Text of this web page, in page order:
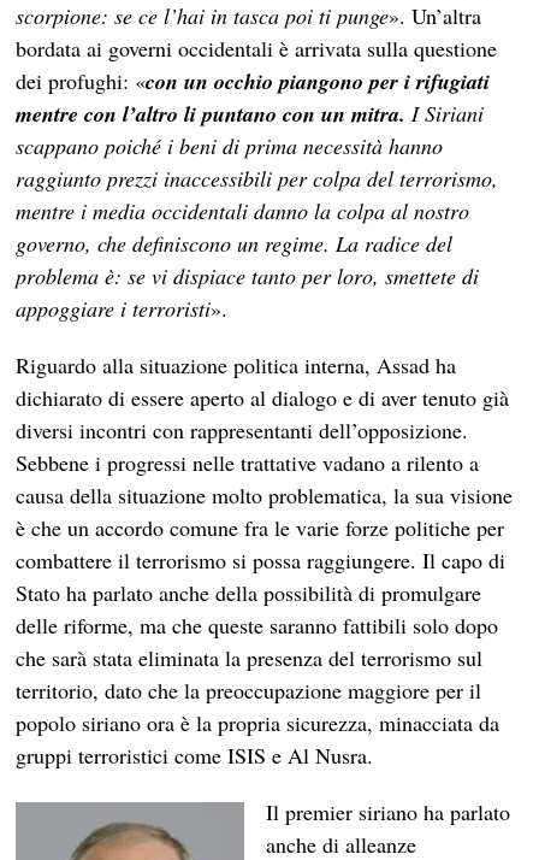
scorpione: se ce l’hai in tasca poi ti punge». Un’altra
bordata ai governi occidentali è arrivata sulla questione
dei profughi: «con un occhio piangono per i rifugiati
mentre con l’altro li puntano con un mitra. I Siriani
scappano poiché i beni di prima necessità hanno
raggiunto prezzi inaccessibili per colpa del terrorismo,
mentre i media occidentali danno la colpa al nostro
governo, che definiscono un regime. La radice del
problema è: se vi dispiace tanto per loro, smettete di
appoggiare i terroristi».
Riguardo alla situazione politica interna, Assad ha
dichiarato di essere aperto al dialogo e di aver tenuto già
diversi incontri con rappresentanti dell’opposizione.
Sebbene i progressi nelle trattative vadano a rilento a
causa della situazione molto problematica, la sua visione
è che un accordo comune fra le varie forze politiche per
combattere il terrorismo si possa raggiungere. Il capo di
Stato ha parlato anche della possibilità di promulgare
delle riforme, ma che queste saranno fattibili solo dopo
che sarà stata eliminata la presenza del terrorismo sul
territorio, dato che la preoccupazione maggiore per il
popolo siriano ora è la propria sicurezza, minacciata da
gruppi terroristici come ISIS e Al Nusra.
Il premier siriano ha parlato
anche di alleanze